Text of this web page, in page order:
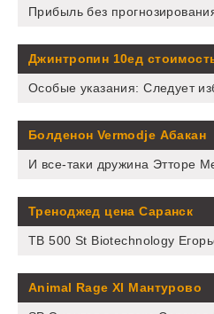
Прибыль без
Джинтропин 10ед
Особые указания: Следует
Болденон Vermodje Абакан
И все-таки дружина Этторе
Треноджед цена Саранск
TB 500 St Biotechnology
Animal Rage Xl Мантурово